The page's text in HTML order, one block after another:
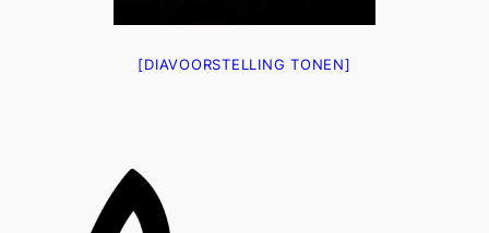
[DIAVOORSTELLING TONEN]